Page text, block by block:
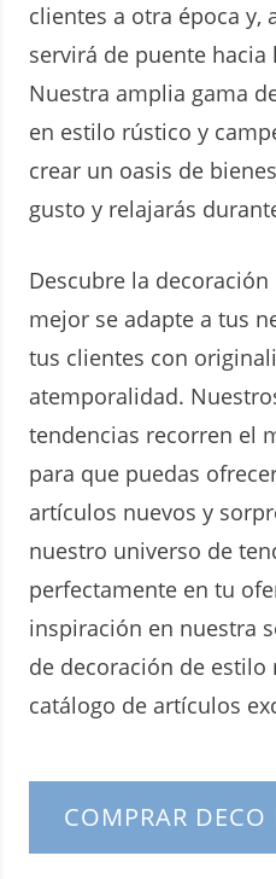
clientes a otra época y,
servirá de puente
Nuestra amplia gama
en estilo rústico y
crear un oasis de
gusto y relajarás
Descubre la
mejor se adapte a tus
tus clientes con
atemporalidad.
tendencias recorren el
para que puedas
artículos nuevos y
nuestro universo de
perfectamente en tu
inspiración en nuestra
de decoración de
catálogo de artículos
COMPRAR DECO